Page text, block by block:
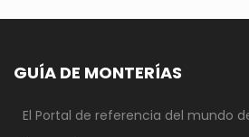
GUÍA DE MONTERÍAS
El Portal de referencia del mundo